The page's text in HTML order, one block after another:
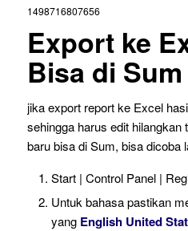
1498716807656
Export ke
Bisa di Sum
jika export report ke Excel
sehingga harus edit
baru bisa di Sum, bisa dicoba
Start | Control Panel |
Untuk bahasa pastikan
yang English United